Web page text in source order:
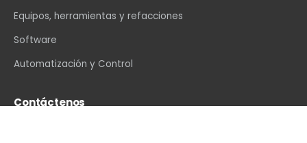
Equipos, herramientas y refacciones
Software
Automatización y Control
Contáctenos